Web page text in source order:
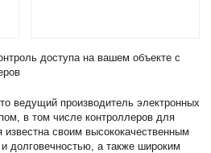
доступа на вашем объекте с
ведущий производитель электронных
в том числе контроллеров для
своим высококачественным
долговечностью, а также широким